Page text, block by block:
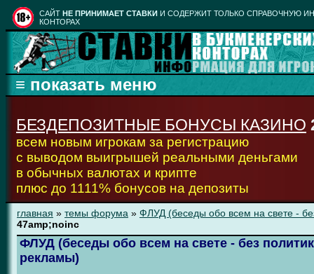
CАЙТ НЕ ПРИНИМАЕТ СТАВКИ И СОДЕРЖИТ ТОЛЬКО СПРАВОЧНУЮ
КОНТОРАХ
БЕЗДЕПОЗИТНЫЕ БОНУСЫ КАЗИНО
всем новым игрокам за регистрацию
с выводом выигрышей реальными деньгами
в обычных валютах и крипте
плюс до 1111% бонусов на депозиты
главная » темы форума » ФЛУД (беседы обо всем на свете -
47amp;noinc
ФЛУД (беседы обо всем на свете - без
рекламы)